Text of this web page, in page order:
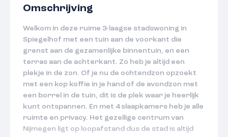
Omschrijving
Welkom in deze ruime 3-laagse stadswoning in
Spiegelhof met een tuin aan de voorkant die
grenst aan de gezamenlijke binnentuin, en een
terras aan de achterkant. Zo heb je altijd een
plekje in de zon. Of je nu de ochtendzon opzoekt
met een kop koffie in je hand of de avondzon met
een borrel in de tuin, dit is de plek waar je heerlijk
kunt ontspannen. En met 4 slaapkamers heb je alle
ruimte en privacy. Het gezellige centrum van
Nijmegen ligt op loopafstand dus de stad is altijd